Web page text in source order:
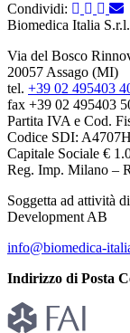
Condividi:
Biomedica Italia S.r.l.
Via del Bosco
20057 Assago (MI)
tel. +39 02 495403
fax +39 02 495403
Partita IVA e Cod.
Codice SDI:
Capitale Sociale €
Reg. Imp. Milano –
Soggetta ad attività
Development AB
info@biomedica-
Indirizzo di Posta